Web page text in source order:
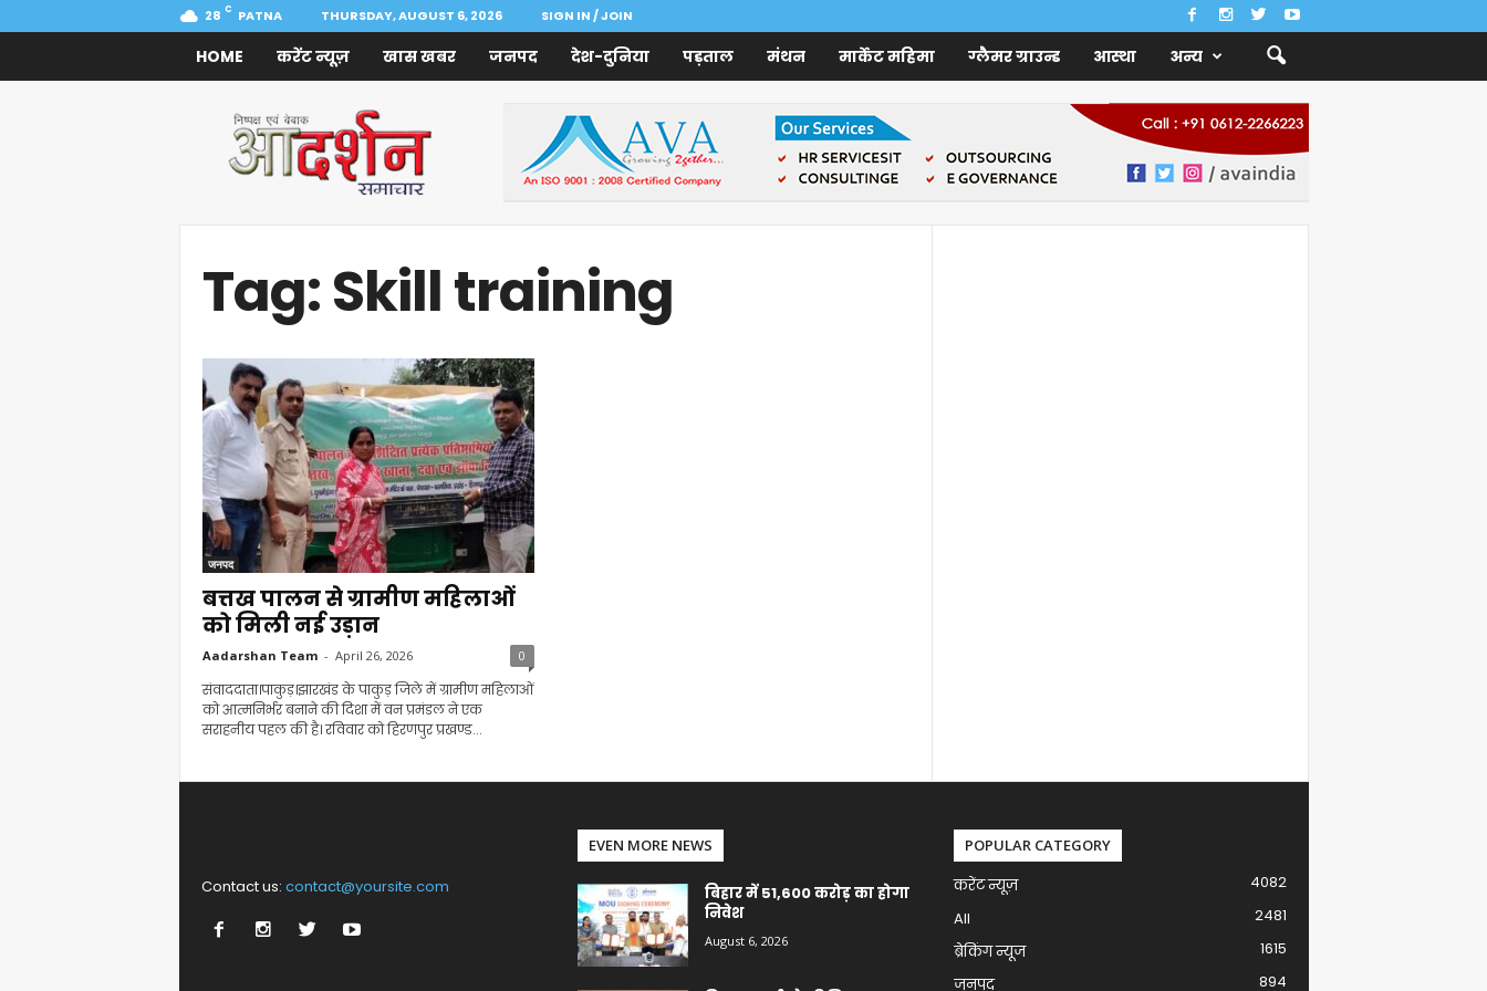
28 C PATNA THURSDAY, AUGUST 6, 2026 SIGN IN / JOIN
HOME करेंट न्यूज़ खास खबर जनपद देश-दुनिया पड़ताल मंथन मार्केट महिमा ग्लैमर ग्राउन्ड आस्था अन्य
Samachar
Tag: Skill training
जनपद
बत्तख पालन से ग्रामीण महिलाओं
को मिली नई उड़ान
Aadarshan Team - April 26, 2026 0
संवाददाता।पाकुड़।झारखंड के पाकुड़ जिले में ग्रामीण महिलाओं
को आत्मनिर्भर बनाने की दिशा में वन प्रमंडल ने एक
सराहनीय पहल की है। रविवार को हिरणपुर प्रखण्ड...
Contact us: contact@yoursite.com
EVEN MORE NEWS
बिहार में 51,600 करोड़ का होगा
निवेश
August 6, 2026
POPULAR CATEGORY
करेंट न्यूज़
4082
All
2481
ब्रेकिंग न्यूज
1615
जनपद
894